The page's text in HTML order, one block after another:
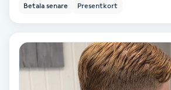
Vaccination
Betala senare Presentkort